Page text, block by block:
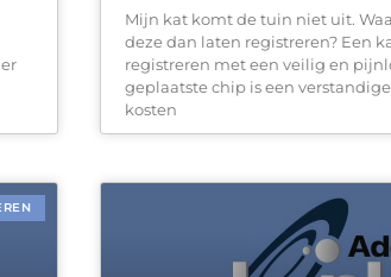
Mijn kat komt de tuin niet uit.
deze dan laten registreren? Een
registreren met een veilig en
geplaatste chip is een
kosten